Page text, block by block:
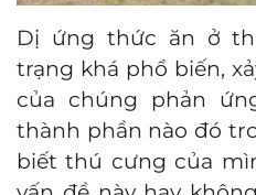
Dị ứng thức ăn ở
trạng khá phổ biến,
của chúng phản
thành phần nào đó
biết thú cưng của